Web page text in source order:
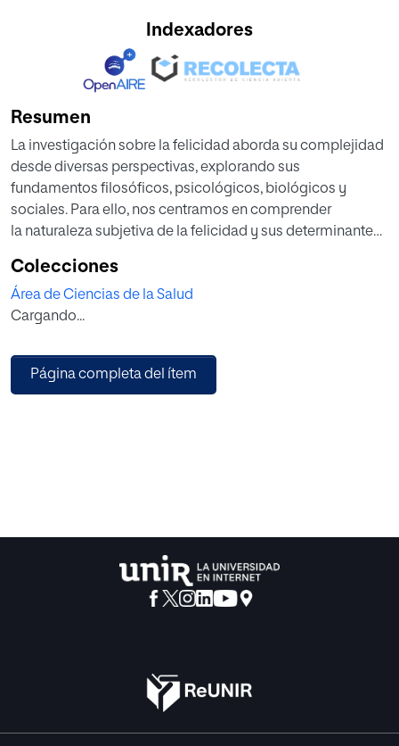
Indexadores
Resumen
La investigación sobre la felicidad aborda su complejidad
desde diversas perspectivas, explorando sus
fundamentos filosóficos, psicológicos, biológicos y
sociales. Para ello, nos centramos en comprender
la naturaleza subjetiva de la felicidad y sus determinantes.
enfoques filosóficos, psicológicos positivos y
neurocientíficos, con instrumentos específicos para
evaluarla. Los resultados revelan que la felicidad se ve
identificando además circuitos cerebrales asociados y
destacando la interconexión de diversas
destacando la importancia del estado de
flow, la gratitud y la expresión creativa.
Colecciones
Área de Ciencias de la Salud
Cargando...
Página completa del ítem